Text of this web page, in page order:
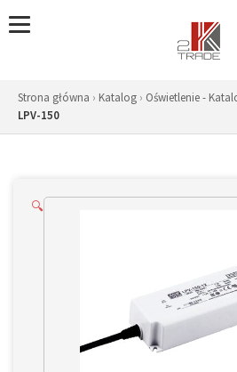
to
Strona główna › Katalog › Oświetlenie -
LPV-150
🔍